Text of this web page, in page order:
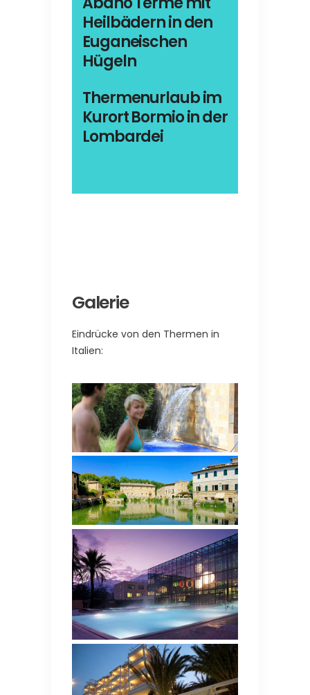
Heilbädern in den
Euganeischen
Hügeln
Thermenurlaub im
Kurort Bormio in der
Lombardei
Galerie
Eindrücke von den Thermen in
Italien: